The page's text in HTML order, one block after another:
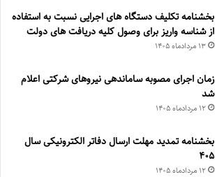
بخشنامه تکلیف دستگاه های اجرایی نسبت به استفاده
از شناسه واریز برای وصول کلیه دریافت های دولت
۱۳ مرداد‌ماه ۱۴۰۵
زمان اجرای مصوبه ساماندهی نیروهای شرکتی اعلام
شد
۱۲ مرداد‌ماه ۱۴۰۵
بخشنامه تمدید مهلت ارسال دفاتر الکترونیکی سال
۴۰۵
۱۲ مرداد‌ماه ۱۴۰۵